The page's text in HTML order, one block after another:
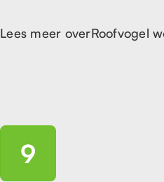
Lees meer overRoofvogel
9